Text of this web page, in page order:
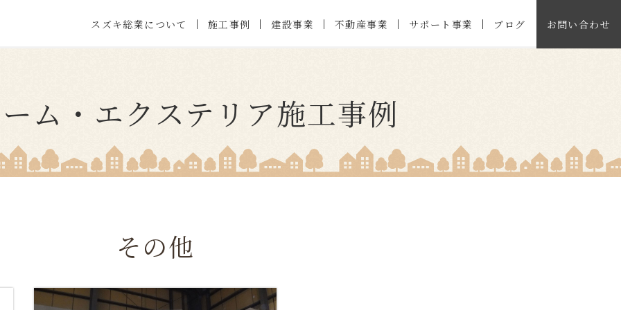
スズキ総業について 施工事例 建設事業 不動産事業 サポート事業 ブログ お問い合わせ
ム・エクステリア施工事例
その他